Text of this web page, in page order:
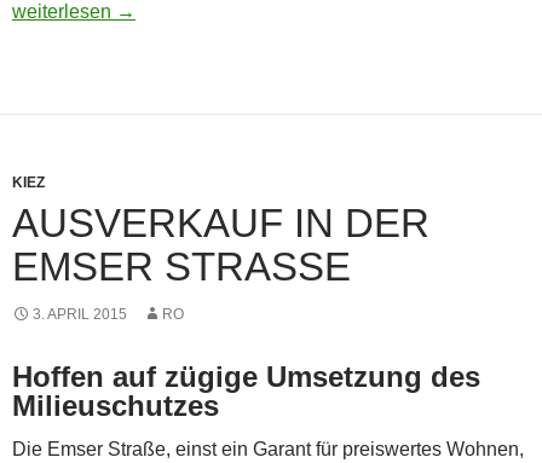
Gemeinsame Werte statt Klischees
weiterlesen →
KIEZ
AUSVERKAUF IN DER
EMSER STRASSE
3. APRIL 2015 RO
Hoffen auf zügige Umsetzung des
Milieuschutzes
Die Emser Straße, einst ein Garant für preiswertes Wohnen,